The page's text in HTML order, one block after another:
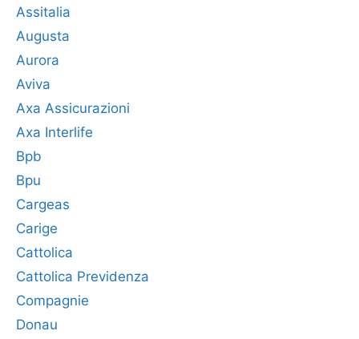
Assitalia
Augusta
Aurora
Aviva
Axa Assicurazioni
Axa Interlife
Bpb
Bpu
Cargeas
Carige
Cattolica
Cattolica Previdenza
Compagnie
Donau